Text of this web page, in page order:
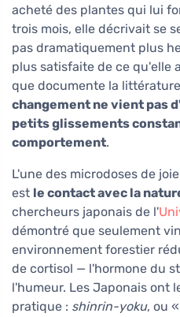
acheté des plantes qui lui
trois mois, elle décrivait se
pas dramatiquement plus
plus satisfaite de ce qu'elle
que documente la
changement ne vient pas
petits glissements
comportement.
L'une des microdoses de
est le contact avec la
chercheurs japonais de l'
démontré que seulement
environnement forestier
de cortisol — l'hormone du
l'humeur. Les Japonais ont
pratique : shinrin-yoku, ou «